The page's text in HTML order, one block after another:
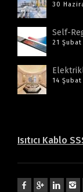
30
Self-
21 Şubat
14
Isıtıcı Kablo